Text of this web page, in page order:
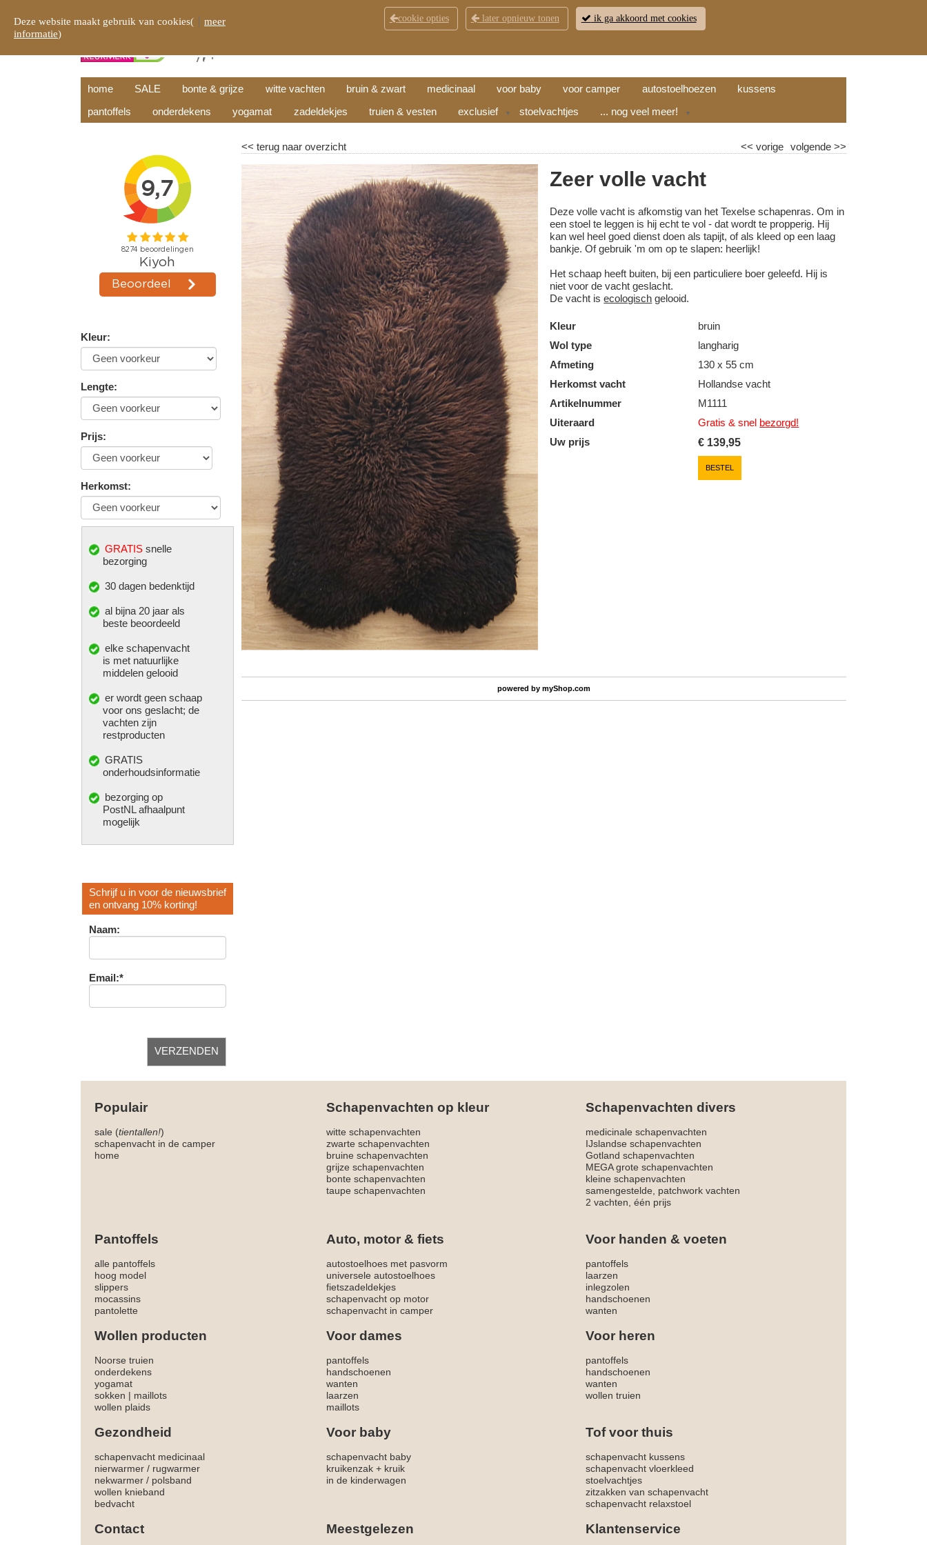
KLANTENSERVICE CONTACT OPENINGSTIJDEN RETOUR WINKELWAGEN (
home SALE bonte & grijze witte vachten bruin & zwart medicinaal voor baby voor camper autostoelhoezen
kussens
pantoffels
onderdekens yogamat zadeldekjes truien & vesten exclusief ▼ stoelvachtjes ... nog veel meer! ▼
Kleur:
Lengte:
Prijs:
Herkomst:
GRATIS snelle
bezorging
30 dagen bedenktijd
al bijna 20 jaar als
beste beoordeeld
elke schapenvacht
is met natuurlijke
middelen gelooid
er wordt geen schaap
voor ons geslacht; de
vachten zijn
restproducten
GRATIS
onderhoudsinformatie
bezorging op
PostNL afhaalpunt
mogelijk
Schrijf u in voor de nieuwsbrief
en ontvang 10% korting!
Naam:
Email:*
<<terug naar overzicht volgende>>
<< vorige
Zeer volle vacht
Deze volle vacht is afkomstig van het Texelse schapenras. Om in
een stoel te leggen is hij echt te vol - dat wordt te propperig. Hij
kan wel heel goed dienst doen als tapijt, of als kleed op een laag
bankje. Of gebruik 'm om op te slapen: heerlijk!
Het schaap heeft buiten, bij een particuliere boer geleefd. Hij is
niet voor de vacht geslacht.
De vacht isecologisch gelooid.
Kleur
bruin
Wol type
langharig
Afmeting
130 x 55 cm
Herkomst vacht
Hollandse vacht
Artikelnummer
M1111
Uiteraard
Gratis & snel bezorgd!
Uw prijs
€ 139,95
BESTEL
powered bymyShop.com
Populair Schapenvachten op kleur Schapenvachten divers
sale (tientallen!) witte schapenvachten
medicinale schapenvachten
schapenvacht in de camper
zwarte schapenvachten
IJslandse schapenvachten
home
bruine schapenvachten
Gotland schapenvachten
grijze schapenvachten
MEGA grote schapenvachten
bonte schapenvachten
kleine schapenvachten
taupe schapenvachten
samengestelde, patchwork vachten
2 vachten, één prijs
Pantoffels Auto, motor & fiets Voor handen & voeten
alle pantoffels autostoelhoes met pasvorm
pantoffels
hoog model
universele autostoelhoes
laarzen
slippers
fietszadeldekjes
inlegzolen
mocassins
schapenvacht op motor
handschoenen
pantolette
schapenvacht in camper wanten
Wollen producten Voor dames Voor heren
Noorse truien pantoffels
pantoffels
onderdekens
handschoenen
handschoenen
yogamat
wanten
wanten
sokken | maillots laarzen
wollen truien
wollen plaids
maillots
Gezondheid Voor baby Tof voor thuis
schapenvacht medicinaal schapenvacht baby
schapenvacht kussens
nierwarmer / rugwarmer kruikenzak + kruik
schapenvacht vloerkleed
nekwarmer / polsband in de kinderwagen
stoelvachtjes
wollen knieband
zitzakken van schapenvacht
bedvacht
schapenvacht relaxstoel
Contact Meestgelezen Klantenservice
Deze website maakt gebruik van cookies(
meer
informatie)
cookie opties later opnieuw tonen ik ga akkoord met cookies